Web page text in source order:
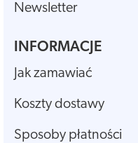
Newsletter
INFORMACJE
Jak zamawiać
Koszty dostawy
Sposoby płatności